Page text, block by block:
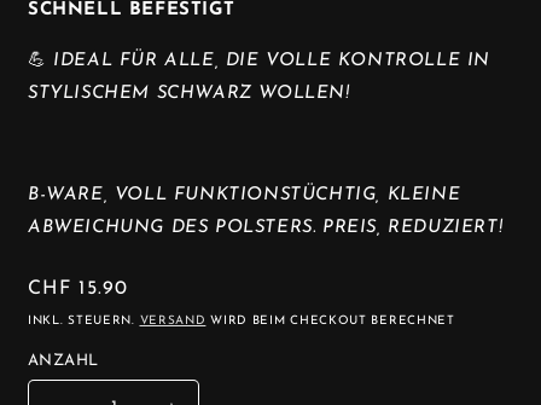
SCHNELL BEFESTIGT
💪 IDEAL FÜR ALLE, DIE VOLLE KONTROLLE IN
STYLISCHEM SCHWARZ WOLLEN!
B-WARE, VOLL FUNKTIONSTÜCHTIG, KLEINE
ABWEICHUNG DES POLSTERS. PREIS, REDUZIERT!
NORMALER
PREIS
CHF 15.90
INKL. STEUERN. VERSAND WIRD BEIM CHECKOUT BERECHNET
ANZAHL